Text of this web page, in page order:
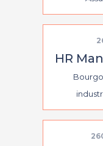
HR